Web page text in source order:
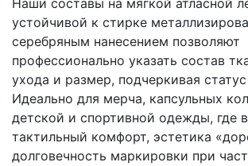
Наши составы на мягкой атласной
устойчивой к стирке
серебряным нанесением позволяют
профессионально указать состав
ухода и размер, подчеркивая
Идеально для мерча, капсульных
детской и спортивной одежды, где
тактильный комфорт, эстетика
долговечность маркировки при